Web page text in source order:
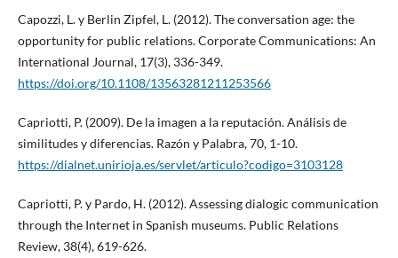
Capozzi, L. y Berlin Zipfel, L. (2012). The conversation age: the
opportunity for public relations. Corporate Communications: An
International Journal, 17(3), 336-349.
https://doi.org/10.1108/13563281211253566
Capriotti, P. (2009). De la imagen a la reputación. Análisis de
similitudes y diferencias. Razón y Palabra, 70, 1-10.
https://dialnet.unirioja.es/servlet/articulo?codigo=3103128
Capriotti, P. y Pardo, H. (2012). Assessing dialogic communication
through the Internet in Spanish museums. Public Relations
Review, 38(4), 619-626.